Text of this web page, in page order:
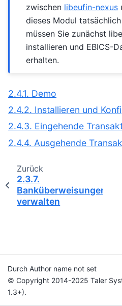
zwischen libeufin-nexus
dieses Modul
müssen Sie zunächst
installieren und EBICS-
erhalten.
2.4.1. Demo
2.4.2. Installieren und
2.4.3. Eingehende
2.4.4. Ausgehende
Zurück
2.3.7.
Banküberweisungen
verwalten
Durch Author name not set
© Copyright 2014-2025 Taler
1.3+).